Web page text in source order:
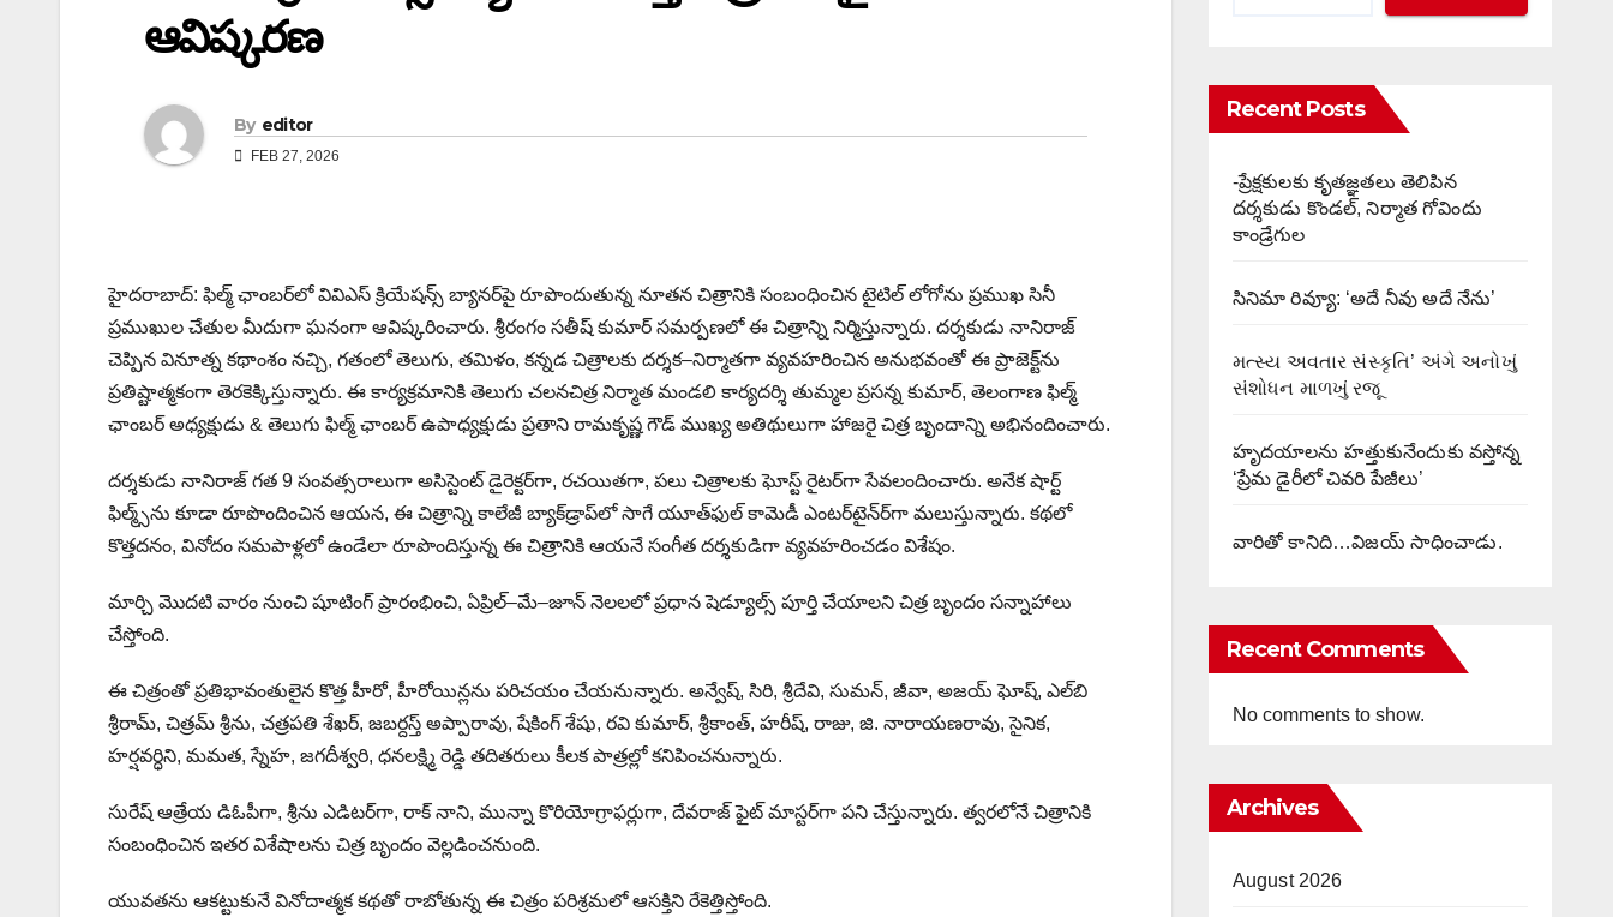
ఆవిష్కరణ
By editor
FEB 27, 2026
హైదరాబాద్: ఫిల్మ్ ఛాంబర్‌లో వివిఎస్ క్రియేషన్స్ బ్యానర్‌పై రూపొందుతున్న నూతన చిత్రానికి సంబంధించిన టైటిల్ లోగోను ప్రముఖ సినీ
ప్రముఖుల చేతుల మీదుగా ఘనంగా ఆవిష్కరించారు. శ్రీరంగం సతీష్ కుమార్ సమర్పణలో ఈ చిత్రాన్ని నిర్మిస్తున్నారు. దర్శకుడు నానిరాజ్
చెప్పిన వినూత్న కథాంశం నచ్చి, గతంలో తెలుగు, తమిళం, కన్నడ చిత్రాలకు దర్శక–నిర్మాతగా వ్యవహరించిన అనుభవంతో ఈ ప్రాజెక్ట్‌ను
ప్రతిష్టాత్మకంగా తెరకెక్కిస్తున్నారు. ఈ కార్యక్రమానికి తెలుగు చలనచిత్ర నిర్మాత మండలి కార్యదర్శి తుమ్మల ప్రసన్న కుమార్, తెలంగాణ ఫిల్మ్
ఛాంబర్ అధ్యక్షుడు & తెలుగు ఫిల్మ్ ఛాంబర్ ఉపాధ్యక్షుడు ప్రతాని రామకృష్ణ గౌడ్ ముఖ్య అతిథులుగా హాజరై చిత్ర బృందాన్ని అభినందించారు.
దర్శకుడు నానిరాజ్ గత 9 సంవత్సరాలుగా అసిస్టెంట్ డైరెక్టర్‌గా, రచయితగా, పలు చిత్రాలకు ఘోస్ట్ రైటర్‌గా సేవలందించారు. అనేక షార్ట్
ఫిల్మ్స్‌ను కూడా రూపొందించిన ఆయన, ఈ చిత్రాన్ని కాలేజీ బ్యాక్‌డ్రాప్‌లో సాగే యూత్‌ఫుల్ కామెడీ ఎంటర్‌టైన్‌ర్‌గా మలుస్తున్నారు. కథలో
కొత్తదనం, వినోదం సమపాళ్లలో ఉండేలా రూపొందిస్తున్న ఈ చిత్రానికి ఆయనే సంగీత దర్శకుడిగా వ్యవహరించడం విశేషం.
మార్చి మొదటి వారం నుంచి షూటింగ్ ప్రారంభించి, ఏప్రిల్–మే–జూన్ నెలలలో ప్రధాన షెడ్యూల్స్ పూర్తి చేయాలని చిత్ర బృందం సన్నాహాలు
చేస్తోంది.
ఈ చిత్రంతో ప్రతిభావంతులైన కొత్త హీరో, హీరోయిన్లను పరిచయం చేయనున్నారు. అన్వేష్, సిరి, శ్రీదేవి, సుమన్, జీవా, అజయ్ ఘోష్, ఎల్‌బి
శ్రీరామ్, చిత్రమ్ శ్రీను, చత్రపతి శేఖర్, జబర్దస్త్ అప్పారావు, షేకింగ్ శేషు, రవి కుమార్, శ్రీకాంత్, హరీష్, రాజు, జి. నారాయణరావు, సైనిక,
హర్షవర్ధిని, మమత, స్నేహ, జగదీశ్వరి, ధనలక్ష్మి రెడ్డి తదితరులు కీలక పాత్రల్లో కనిపించనున్నారు.
సురేష్ ఆత్రేయ డిఓపీగా, శ్రీను ఎడిటర్‌గా, రాక్ నాని, మున్నా కొరియోగ్రాఫర్లుగా, దేవరాజ్ ఫైట్ మాస్టర్‌గా పని చేస్తున్నారు. త్వరలోనే చిత్రానికి
సంబంధించిన ఇతర విశేషాలను చిత్ర బృందం వెల్లడించనుంది.
యువతను ఆకట్టుకునే వినోదాత్మక కథతో రాబోతున్న ఈ చిత్రం పరిశ్రమలో ఆసక్తిని రేకెత్తిస్తోంది.
Recent Posts
-ప్రేక్షకులకు కృతజ్ఞతలు తెలిపిన
దర్శకుడు కొండల్, నిర్మాత గోవిందు
కాండ్రేగుల
సినిమా రివ్యూ: ‘అదే నీవు అదే నేను’
મત્સ્ય અવતાર સંસ્કૃતિ’ અંગે અનોખું
સંશોધન માળખું રજૂ
హృదయాలను హత్తుకునేందుకు వస్తోన్న
‘ప్రేమ డైరీలో చివరి పేజీలు’
వారితో కానిది…విజయ్ సాధించాడు.
Recent Comments
No comments to show.
Archives
August 2026